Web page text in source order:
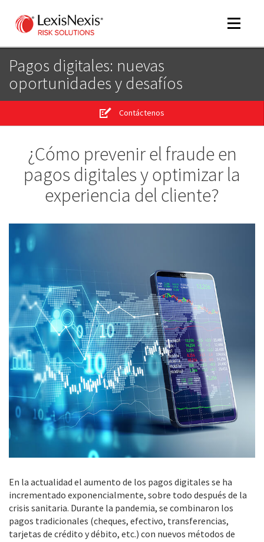
Toggle
Pagos digitales: nuevas
oportunidades y desafíos
Contáctenos
¿Cómo prevenir el fraude en
pagos digitales y optimizar la
experiencia del cliente?
En la actualidad el aumento de los pagos digitales se ha
incrementado exponencialmente, sobre todo después de la
crisis sanitaria. Durante la pandemia, se combinaron los
pagos tradicionales (cheques, efectivo, transferencias,
tarjetas de crédito y débito, etc.) con nuevos métodos de